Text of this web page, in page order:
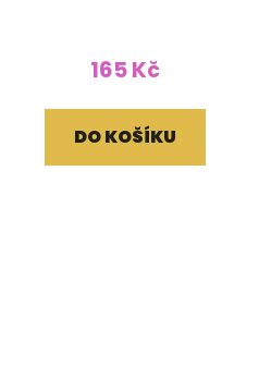
165 Kč
DO KOŠÍKU